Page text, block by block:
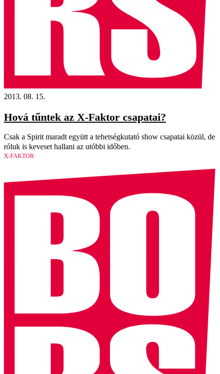
2013. 08. 15.
Hová tűntek az X-Faktor csapatai?
Csak a Spirit maradt együtt a tehetségkutató show csapatai közül, de
róluk is keveset hallani az utóbbi időben.
X-FAKTOR